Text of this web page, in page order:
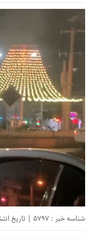
شناسه خبر : 5797 | تاریخ انتشار : 08 بهمن 1401 - 9:36 |